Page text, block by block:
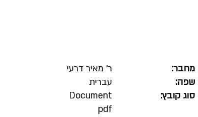
ר' מאיר דרעי
מחבר:
עברית
שפה:
Document
pdf
סוג קובץ: